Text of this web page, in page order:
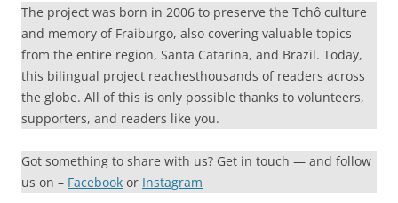
The project was born in 2006 to preserve the Tchô culture
and memory of Fraiburgo, also covering valuable topics
from the entire region, Santa Catarina, and Brazil. Today,
this bilingual project reachesthousands of readers across
the globe. All of this is only possible thanks to volunteers,
supporters, and readers like you.
Got something to share with us? Get in touch — and follow
us on – Facebook or Instagram